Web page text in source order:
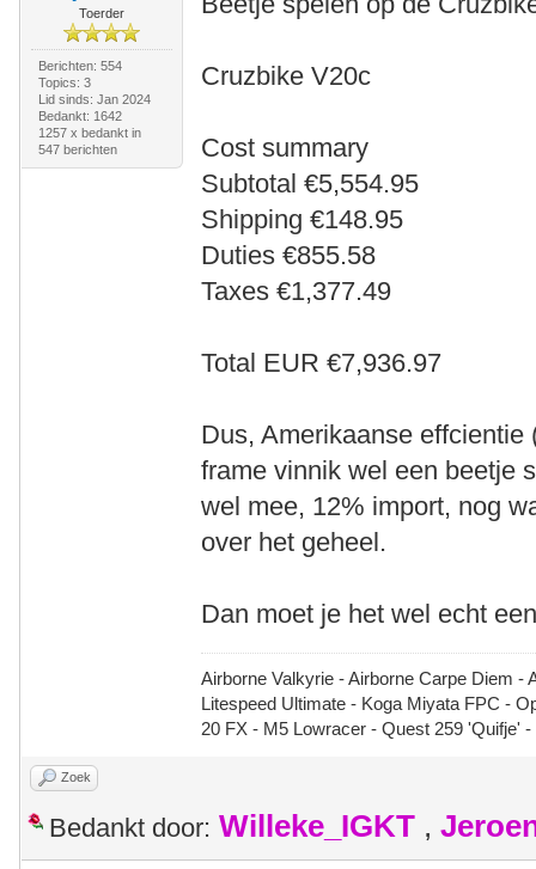
Toerder
Berichten: 554
Topics: 3
Lid sinds: Jan 2024
Bedankt: 1642
1257 x bedankt in
547 berichten
Cruzbike V20c
Cost summary
Subtotal €5,554.95
Shipping €148.95
Duties €855.58
Taxes €1,377.49
Total EUR €7,936.97
Dus, Amerikaanse
frame vinnik wel een beetje
wel mee, 12% import, nog
over het geheel.
Dan moet je het wel echt
Airborne Valkyrie - Airborne Carpe Diem -
Litespeed Ultimate - Koga Miyata FPC -
20 FX - M5 Lowracer - Quest 259 'Quifje'
Zoek
Bedankt door: Willeke_IGKT ,